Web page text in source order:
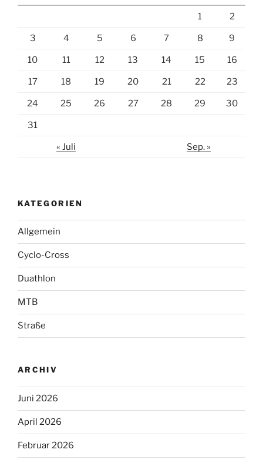
1 2
3 4 5 6 7 8 9
10 11 12 13 14 15 16
17 18 19 20 21 22 23
24 25 26 27 28 29 30
31
« Juli Sep. »
KATEGORIEN
Allgemein
Cyclo-Cross
Duathlon
MTB
Straße
ARCHIV
Juni 2026
April 2026
Februar 2026